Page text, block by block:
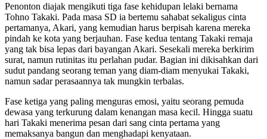
Penonton diajak mengikuti tiga fase kehidupan lelaki bernama
Tohno Takaki. Pada masa SD ia bertemu sahabat sekaligus cinta
pertamanya, Akari, yang kemudian harus berpisah karena mereka
pindah ke kota yang berjauhan. Fase kedua tentang Takaki remaja
yang tak bisa lepas dari bayangan Akari. Sesekali mereka berkirim
surat, namun rutinitas itu perlahan pudar. Bagian ini dikisahkan dari
sudut pandang seorang teman yang diam-diam menyukai Takaki,
namun sadar perasaannya tak mungkin terbalas.
Fase ketiga yang paling menguras emosi, yaitu seorang pemuda
dewasa yang terkurung dalam kenangan masa kecil. Hingga suatu
hari Takaki menerima pesan dari sang cinta pertama yang
memaksanya bangun dan menghadapi kenyataan.